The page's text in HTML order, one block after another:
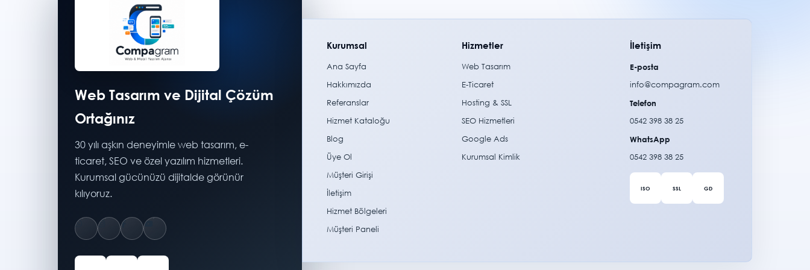
Web Tasarım ve Dijital Çözüm
Ortağınız
30 yılı aşkın deneyimle web tasarım, e-
ticaret, SEO ve özel yazılım hizmetleri.
Kurumsal gücünüzü dijitalde görünür
kılıyoruz.
Kurumsal
Ana Sayfa
Hakkımızda
Referanslar
Hizmet Kataloğu
Blog
Üye Ol
Müşteri Girişi
İletişim
Hizmet Bölgeleri
Müşteri Paneli
Hizmetler
Web Tasarım
E-Ticaret
Hosting & SSL
SEO Hizmetleri
Google Ads
Kurumsal Kimlik
İletişim
E-posta
info@compagram.com
Telefon
0542 398 38 25
WhatsApp
0542 398 38 25
ISO SSL GD